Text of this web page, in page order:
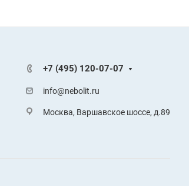
+7 (495) 120-07-07
info@nebolit.ru
Москва, Варшавское шоссе, д.89